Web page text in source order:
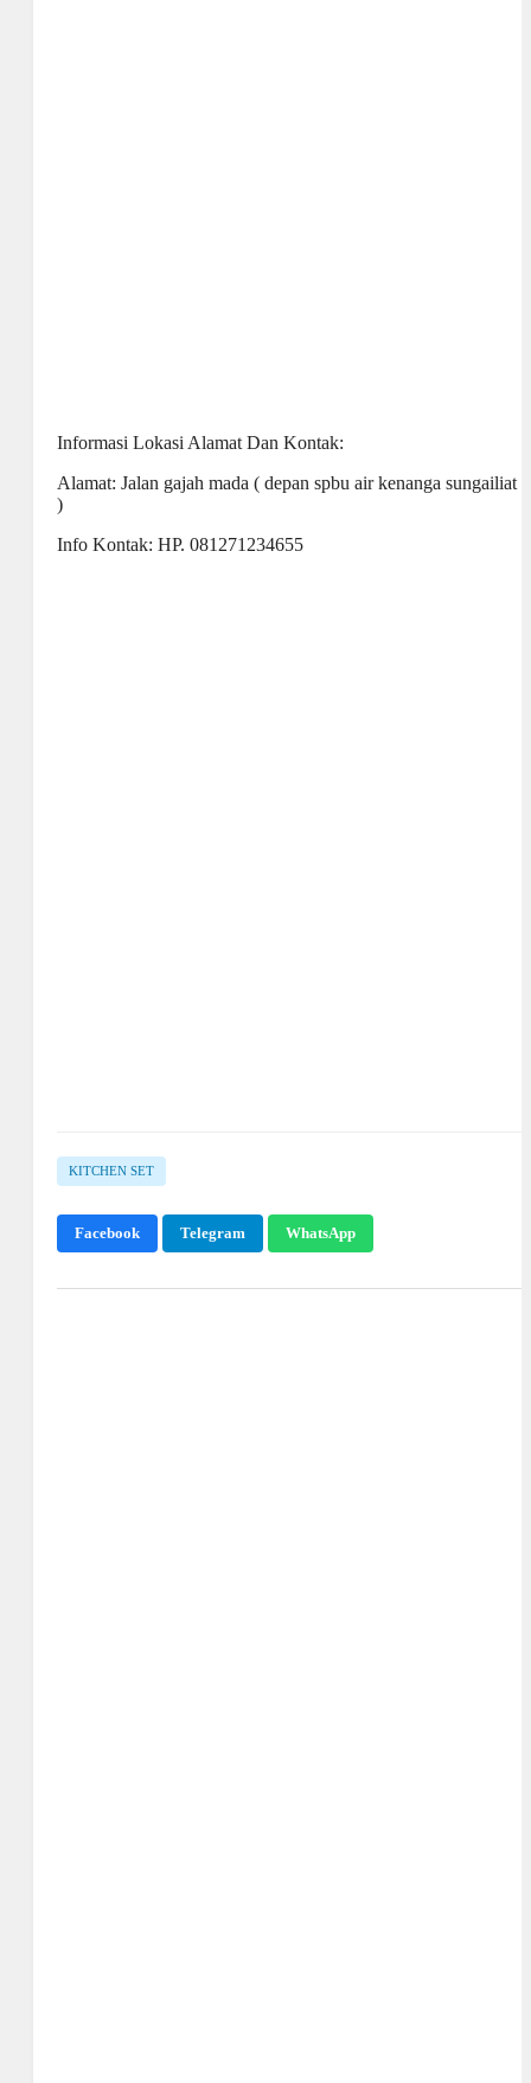
Informasi Lokasi Alamat Dan Kontak:
Alamat: Jalan gajah mada ( depan spbu air kenanga sungailiat
)
Info Kontak: HP. 081271234655
KITCHEN SET
Facebook Telegram WhatsApp